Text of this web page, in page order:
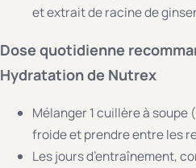
et extrait de racine de
Dose quotidienne
Hydratation de Nutrex
Mélanger 1 cuillère à soupe
froide et prendre entre les
Les jours d’entraînement,